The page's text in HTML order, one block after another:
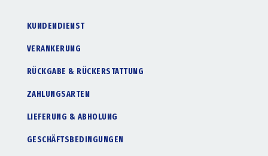
KUNDENDIENST
VERANKERUNG
RÜCKGABE & RÜCKERSTATTUNG
ZAHLUNGSARTEN
LIEFERUNG & ABHOLUNG
GESCHÄFTSBEDINGUNGEN